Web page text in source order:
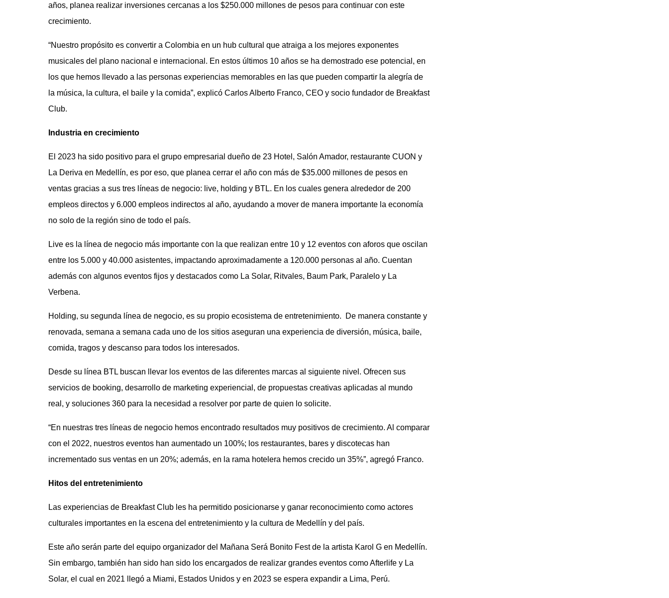
años, planea realizar inversiones cercanas a los $250.000 millones de pesos para continuar con este
crecimiento.
“Nuestro propósito es convertir a Colombia en un hub cultural que atraiga a los mejores exponentes
musicales del plano nacional e internacional. En estos últimos 10 años se ha demostrado ese potencial, en
los que hemos llevado a las personas experiencias memorables en las que pueden compartir la alegría de
la música, la cultura, el baile y la comida”, explicó Carlos Alberto Franco, CEO y socio fundador de Breakfast
Club.
Industria en crecimiento
El 2023 ha sido positivo para el grupo empresarial dueño de 23 Hotel, Salón Amador, restaurante CUON y
La Deriva en Medellín, es por eso, que planea cerrar el año con más de $35.000 millones de pesos en
ventas gracias a sus tres líneas de negocio: live, holding y BTL. En los cuales genera alrededor de 200
empleos directos y 6.000 empleos indirectos al año, ayudando a mover de manera importante la economía
no solo de la región sino de todo el país.
Live es la línea de negocio más importante con la que realizan entre 10 y 12 eventos con aforos que oscilan
entre los 5.000 y 40.000 asistentes, impactando aproximadamente a 120.000 personas al año. Cuentan
además con algunos eventos fijos y destacados como La Solar, Ritvales, Baum Park, Paralelo y La
Verbena.
Holding, su segunda línea de negocio, es su propio ecosistema de entretenimiento. ‍ De manera constante y
renovada, semana a semana cada uno de los sitios aseguran una experiencia de diversión, música, baile,
comida, tragos y descanso para todos los interesados.
Desde su línea BTL buscan llevar los eventos de las diferentes marcas al siguiente nivel. Ofrecen sus
servicios de booking, desarrollo de marketing experiencial, de propuestas creativas aplicadas al mundo
real, y soluciones 360 para la necesidad a resolver por parte de quien lo solicite.
“En nuestras tres líneas de negocio hemos encontrado resultados muy positivos de crecimiento. Al comparar
con el 2022, nuestros eventos han aumentado un 100%; los restaurantes, bares y discotecas han
incrementado sus ventas en un 20%; además, en la rama hotelera hemos crecido un 35%”, agregó Franco.
Hitos del entretenimiento
Las experiencias de Breakfast Club les ha permitido posicionarse y ganar reconocimiento como actores
culturales importantes en la escena del entretenimiento y la cultura de Medellín y del país.
Este año serán parte del equipo organizador del Mañana Será Bonito Fest de la artista Karol G en Medellín.
Sin embargo, también han sido han sido los encargados de realizar grandes eventos como Afterlife y La
Solar, el cual en 2021 llegó a Miami, Estados Unidos y en 2023 se espera expandir a Lima, Perú.